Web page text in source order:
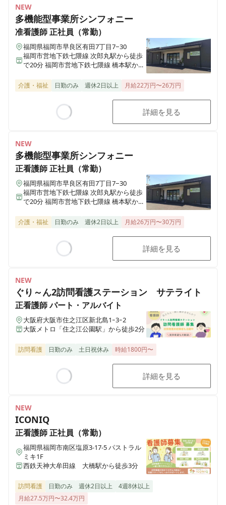
NEW
多機能型事業所シンフォニー
准看護師正社員（常勤）
福岡県福岡市早良区有田7丁目7−30
福岡市営地下鉄七隈線 次郎丸駅から徒歩
で20分 福岡市営地下鉄七隈線 橋本駅から
介護・福祉 日勤のみ 週休2日以上 月給22万円〜26万円
詳細を見る
NEW
多機能型事業所シンフォニー
正看護師正社員（常勤）
福岡県福岡市早良区有田7丁目7−30
福岡市営地下鉄七隈線 次郎丸駅から徒歩
で20分 福岡市営地下鉄七隈線 橋本駅から
介護・福祉 日勤のみ 週休2日以上 月給26万円〜30万円
詳細を見る
NEW
ぐり～ん2訪問看護ステーション サテライト
正看護師パート・アルバイト
大阪府大阪市住之江区新北島1ｰ3ｰ2
大阪メトロ「住之江公園駅」から徒歩2分
訪問看護 日勤のみ 土日祝休み 時給1800円〜
詳細を見る
NEW
ICONIQ
正看護師正社員（常勤）
福岡県福岡市南区塩原3-17-5 パストラル
ミキ1F
西鉄天神大牟田線 大橋駅から徒歩3分
訪問看護 日勤のみ 週休2日以上
4週8休以上
月給27.5万円〜32.4万円